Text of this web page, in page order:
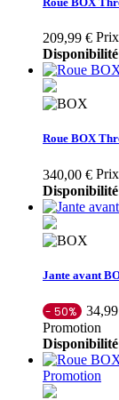
209,99 €
Roue BOX
340,00 €
Jante avant
- 50%
Promotion
Promotion